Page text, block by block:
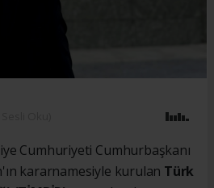
Cumhuriyeti Cumhurbaşkanı
kararnamesiyle kurulan Türk